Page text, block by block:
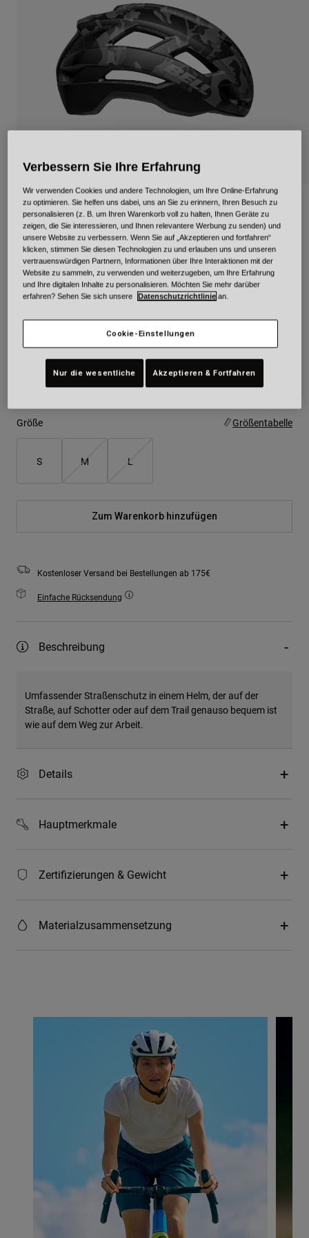
Adventure
Retro
Ersatzteile
Alle Artikel anzeigen
Urban
BMX
Ersatzteile
Alle Artikel anzeigen
Falcon XR Mips
Artikelnr.34306
Price reduced from
€ 129,95to€ 77,97 40% OFF
Schwarz Camouflage
Größe Größentabelle
S M L
Zum Warenkorb hinzufügen
Kostenloser Versand bei Bestellungen ab 175€
Einfache Rücksendung
Beschreibung
Umfassender Straßenschutz in einem Helm, der auf der
Straße, auf Schotter oder auf dem Trail genauso bequem ist
wie auf dem Weg zur Arbeit.
Details
Hauptmerkmale
Zertifizierungen & Gewicht
Materialzusammensetzung
Verbessern Sie Ihre Erfahrung
Wir verwenden Cookies und andere Technologien, um Ihre Online-Erfahrung
zu optimieren. Sie helfen uns dabei, uns an Sie zu erinnern, Ihren Besuch zu
personalisieren (z. B. um Ihren Warenkorb voll zu halten, Ihnen Geräte zu
zeigen, die Sie interessieren, und Ihnen relevantere Werbung zu senden) und
unsere Website zu verbessern. Wenn Sie auf „Akzeptieren und fortfahren“
klicken, stimmen Sie diesen Technologien zu und erlauben uns und unseren
vertrauenswürdigen Partnern, Informationen über Ihre Interaktionen mit der
Website zu sammeln, zu verwenden und weiterzugeben, um Ihre Erfahrung
und Ihre digitalen Inhalte zu personalisieren. Möchten Sie mehr darüber
erfahren? Sehen Sie sich unsere
Datenschutzrichtlinie an.
Cookie-Einstellungen
Nur die wesentliche Akzeptieren & Fortfahren